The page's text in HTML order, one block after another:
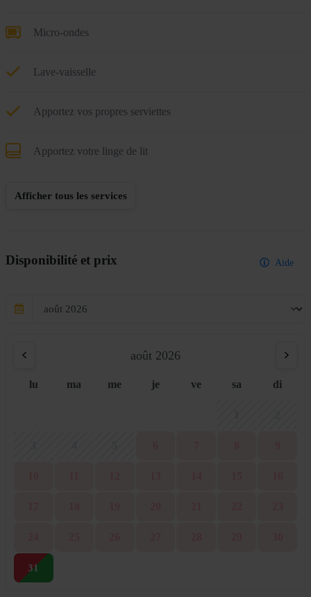
Micro-ondes
Lave-vaisselle
Apportez vos propres serviettes
Apportez votre linge de lit
Afficher tous les services
Disponibilité et prix Aide
août 2026
lu ma me je ve sa di
31